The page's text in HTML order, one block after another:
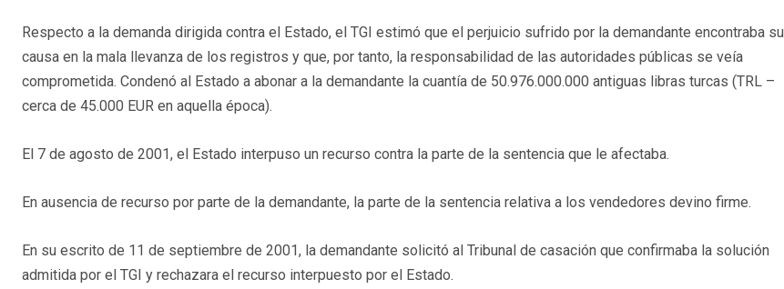
Respecto a la demanda dirigida contra el Estado, el TGI estimó que el perjuicio sufrido por la demandante encontraba su
causa en la mala llevanza de los registros y que, por tanto, la responsabilidad de las autoridades públicas se veía
comprometida. Condenó al Estado a abonar a la demandante la cuantía de 50.976.000.000 antiguas libras turcas (TRL –
cerca de 45.000 EUR en aquella época).
El 7 de agosto de 2001, el Estado interpuso un recurso contra la parte de la sentencia que le afectaba.
En ausencia de recurso por parte de la demandante, la parte de la sentencia relativa a los vendedores devino firme.
En su escrito de 11 de septiembre de 2001, la demandante solicitó al Tribunal de casación que confirmaba la solución
admitida por el TGI y rechazara el recurso interpuesto por el Estado.